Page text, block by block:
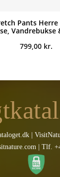
Pants
Vandrebukse
799,00 kr.
|
| Tlf.